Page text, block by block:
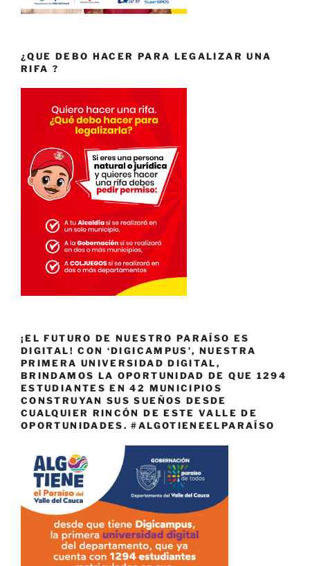
¿QUE DEBO HACER PARA LEGALIZAR UNA
RIFA ?
¡EL FUTURO DE NUESTRO PARAÍSO ES
DIGITAL! CON ‘DIGICAMPUS’, NUESTRA
PRIMERA UNIVERSIDAD DIGITAL,
BRINDAMOS LA OPORTUNIDAD DE QUE 1294
ESTUDIANTES EN 42 MUNICIPIOS
CONSTRUYAN SUS SUEÑOS DESDE
CUALQUIER RINCÓN DE ESTE VALLE DE
OPORTUNIDADES. #ALGOTIENEELPARAÍSO